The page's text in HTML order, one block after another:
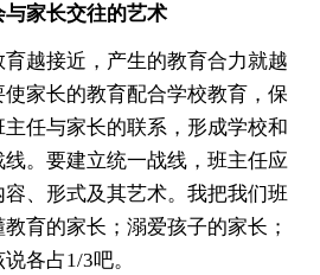
家长交往的艺术
越接近，产生的教育合力就越
家长的教育配合学校教育，保
任与家长的联系，形成学校和
。要建立统一战线，班主任应
、形式及其艺术。我把我们班
育的家长；溺爱孩子的家长；
各占1/3吧。